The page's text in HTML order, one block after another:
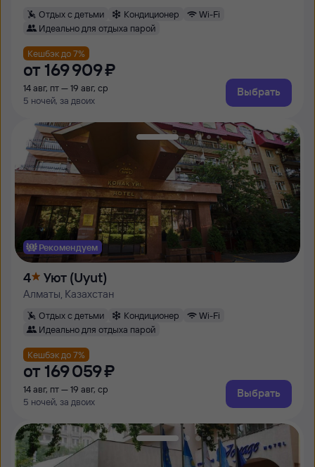
Отдых с детьми Кондиционер
Wi-Fi
Идеально для отдыха парой
Кешбэк до 7%
от 169 ⁠909 ⁠₽
14 авг, пт — 19 авг, ср
5 ночей, за двоих
Выбрать
Рекомендуем
4 Уют (Uyut)
Алматы, Казахстан
Отдых с детьми Кондиционер
Wi-Fi
Идеально для отдыха парой
Кешбэк до 7%
от 169 ⁠059 ⁠₽
14 авг, пт — 19 авг, ср
5 ночей, за двоих
Выбрать